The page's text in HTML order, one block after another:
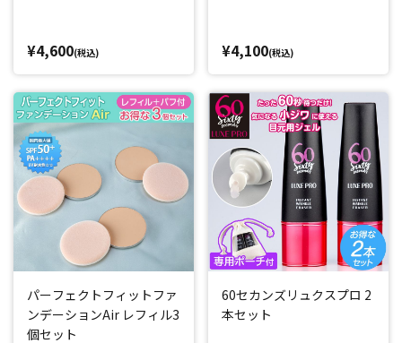
¥4,600(税込) ¥4,100(税込)
パーフェクトフィットファ
ンデーションAir レフィル3
個セット
60セカンズリュクスプロ 2
本セット